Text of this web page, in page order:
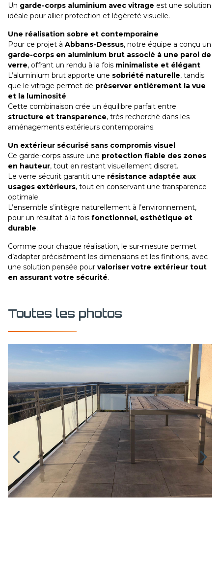
Un garde-corps aluminium avec vitrage est une solution
idéale pour allier protection et légèreté visuelle.
Une réalisation sobre et contemporaine
Pour ce projet à Abbans-Dessus, notre équipe a conçu un
garde-corps en aluminium brut associé à une paroi de
verre, offrant un rendu à la fois minimaliste et élégant
L’aluminium brut apporte une sobriété naturelle, tandis
que le vitrage permet de préserver entièrement la vue
et la luminosité.
Cette combinaison crée un équilibre parfait entre
structure et transparence, très recherché dans les
aménagements extérieurs contemporains.
Un extérieur sécurisé sans compromis visuel
Ce garde-corps assure une protection fiable des zones
en hauteur, tout en restant visuellement discret.
Le verre sécurit garantit une résistance adaptée aux
usages extérieurs, tout en conservant une transparence
optimale.
L’ensemble s’intègre naturellement à l’environnement,
pour un résultat à la fois fonctionnel, esthétique et
durable.
Comme pour chaque réalisation, le sur-mesure permet
d’adapter précisément les dimensions et les finitions, avec
une solution pensée pour valoriser votre extérieur tout
en assurant votre sécurité.
Toutes les photos